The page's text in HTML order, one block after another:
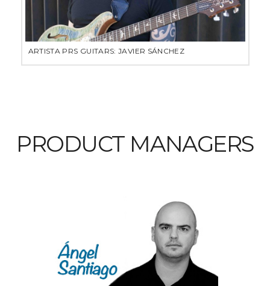
ARTISTA PRS GUITARS: JAVIER SÁNCHEZ
PRODUCT MANAGERS